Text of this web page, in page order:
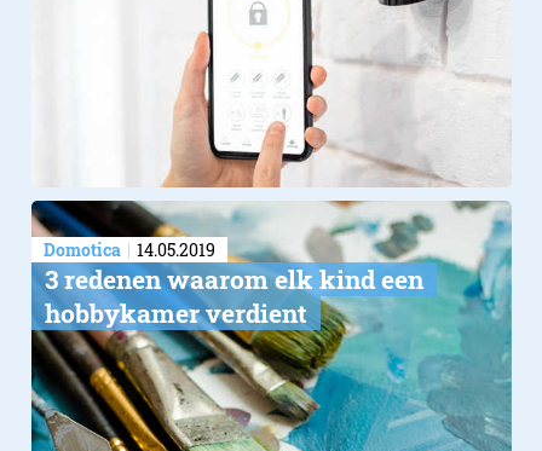
Domotica 14.05.2019
​3 redenen waarom elk kind een
hobbykamer verdient